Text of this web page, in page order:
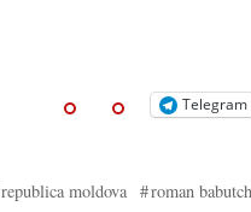
Telegram
republica moldova roman